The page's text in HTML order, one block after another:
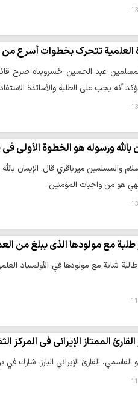
العلمية تتحرك بخطوات أسرع من
عبد الحسين خسروپناه صرح
أنه يجب على الطلبة والأساتذة
بالله ورسوله هو الخطوة الأولى
والمسلمين ميرباقري قال: الإيمان
هو من واجبات المؤمنين.
مع مولودها الذي يبلغ من
شابة مع مولودها في الأولمبياد
الممتاز الإيراني في المركز
القارئ الإيراني البارز، شارك